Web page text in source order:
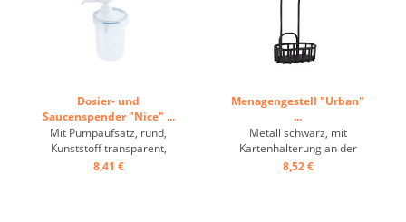
Dosier- und
Saucenspender "Nice" ...
Mit Pumpaufsatz, rund,
Kunststoff transparent,
Dichtdeckel mit Clips ...
8,41 €
Menagengestell "Urban"
...
Metall schwarz, mit
Kartenhalterung an der
Rückseite ...
8,52 €